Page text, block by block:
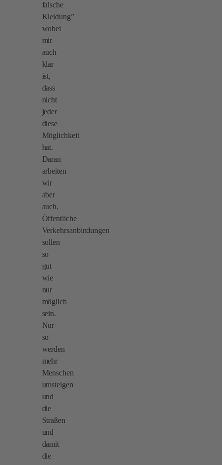
falsche
Kleidung”
wobei
mir
auch
klar
ist,
dass
nicht
jeder
diese
Möglichkeit
hat.
Daran
arbeiten
wir
aber
auch.
Öffentliche
Verkehrsanbindungen
sollen
so
gut
wie
nur
möglich
sein.
Nur
so
werden
mehr
Menschen
umsteigen
und
die
Straßen
und
damit
die